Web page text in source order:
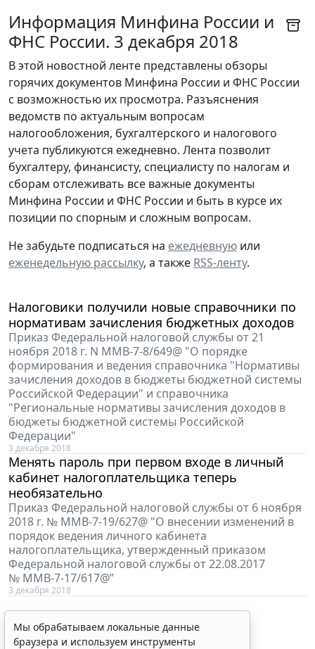
Информация Минфина России и
ФНС России. 3 декабря 2018
В этой новостной ленте представлены обзоры
горячих документов Минфина России и ФНС России
с возможностью их просмотра. Разъяснения
ведомств по актуальным вопросам
налогообложения, бухгалтерского и налогового
учета публикуются ежедневно. Лента позволит
бухгалтеру, финансисту, специалисту по налогам и
сборам отслеживать все важные документы
Минфина России и ФНС России и быть в курсе их
позиции по спорным и сложным вопросам.
Не забудьте подписаться на ежедневную или
еженедельную рассылку, а также RSS-ленту.
Налоговики получили новые справочники по
нормативам зачисления бюджетных доходов
Приказ Федеральной налоговой службы от 21
ноября 2018 г. N ММВ-7-8/649@ "О порядке
формирования и ведения справочника "Нормативы
зачисления доходов в бюджеты бюджетной системы
Российской Федерации" и справочника
"Региональные нормативы зачисления доходов в
бюджеты бюджетной системы Российской
Федерации"
3 декабря 2018
Менять пароль при первом входе в личный
кабинет налогоплательщика теперь
необязательно
Приказ Федеральной налоговой службы от 6 ноября
2018 г. № ММВ-7-19/627@ "О внесении изменений в
порядок ведения личного кабинета
налогоплательщика, утвержденный приказом
Федеральной налоговой службы от 22.08.2017
№ ММВ-7-17/617@”
3 декабря 2018
Мы обрабатываем локальные данные
браузера и используем инструменты